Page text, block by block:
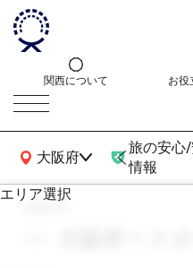
関西について お役
大阪府
関西広域MAP
旅の安心
情報
エリア選択
エ
search
大阪府 × ス